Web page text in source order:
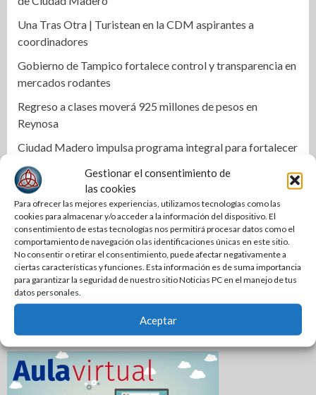
Gestionar el consentimiento de
las cookies
Para ofrecer las mejores experiencias, utilizamos tecnologías como las
cookies para almacenar y/o acceder a la información del dispositivo. El
consentimiento de estas tecnologías nos permitirá procesar datos como el
comportamiento de navegación o las identificaciones únicas en este sitio.
No consentir o retirar el consentimiento, puede afectar negativamente a
ciertas características y funciones. Esta información es de suma importancia
para garantizar la seguridad de nuestro sitio Noticias PC en el manejo de tus
datos personales.
Aceptar
Una Tras Otra | Turistean en la CDM aspirantes a
coordinadores
Gobierno de Tampico fortalece control y transparencia en
mercados rodantes
Regreso a clases moverá 925 millones de pesos en
Reynosa
Ciudad Madero impulsa programa integral para fortalecer
autonomía y bienestar de las mujeres
Respalda DIF Altamira a familias en situación de
vulnerabilidad
COMAPA Altamira instala tomas de agua en diferentes
sectores
Respalda la SET acuerdos de la CONAEDU sobre redes
sociales y escuelas militarizadas